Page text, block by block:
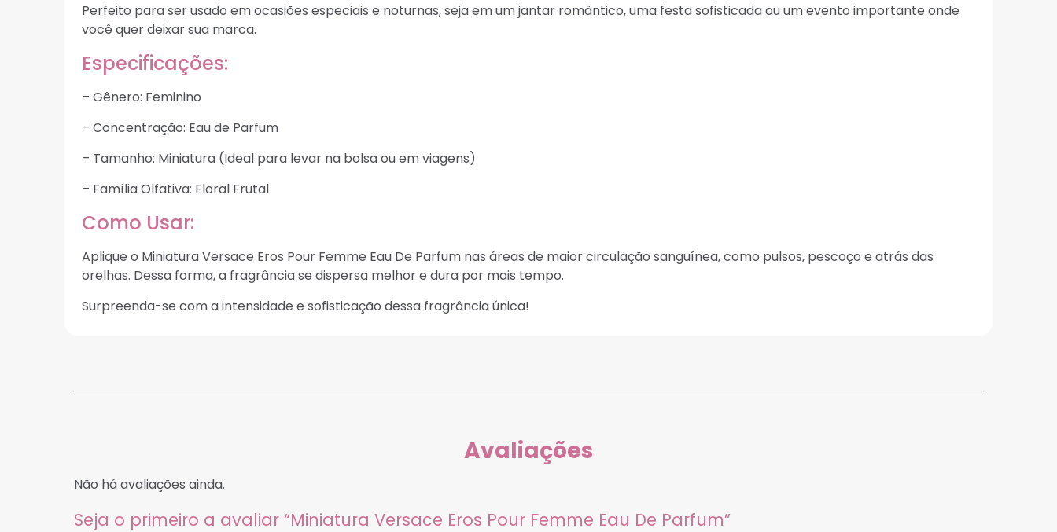
Perfeito para ser usado em ocasiões especiais e noturnas, seja em um jantar romântico, uma festa sofisticada ou um evento importante onde
você quer deixar sua marca.
Especificações:
– Gênero: Feminino
– Concentração: Eau de Parfum
– Tamanho: Miniatura (Ideal para levar na bolsa ou em viagens)
– Família Olfativa: Floral Frutal
Como Usar:
Aplique o Miniatura Versace Eros Pour Femme Eau De Parfum nas áreas de maior circulação sanguínea, como pulsos, pescoço e atrás das
orelhas. Dessa forma, a fragrância se dispersa melhor e dura por mais tempo.
Surpreenda-se com a intensidade e sofisticação dessa fragrância única!
Avaliações
Não há avaliações ainda.
Seja o primeiro a avaliar “Miniatura Versace Eros Pour Femme Eau De Parfum”